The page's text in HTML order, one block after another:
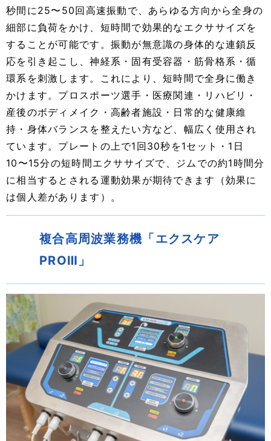
秒間に25〜50回高速振動で、あらゆる方向から全身の
細部に負荷をかけ、短時間で効果的なエクササイズを
することが可能です。振動が無意識の身体的な連鎖反
応を引き起こし、神経系・固有受容器・筋骨格系・循
環系を刺激します。これにより、短時間で全身に働き
かけます。プロスポーツ選手・医療関連・リハビリ・
産後のボディメイク・高齢者施設・日常的な健康維
持・身体バランスを整えたい方など、幅広く使用され
ています。プレートの上で1回30秒を1セット・1日
10〜15分の短時間エクササイズで、ジムでの約1時間分
に相当するとされる運動効果が期待できます（効果に
は個人差があります）。
複合高周波業務機「エクスケア
PROⅢ」